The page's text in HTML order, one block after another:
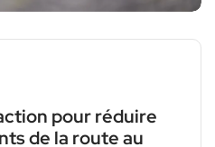
pour réduire
de la route au